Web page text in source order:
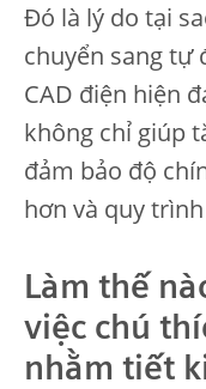
Đó là lý do tại
chuyển sang tự
CAD điện hiện
không chỉ giúp
đảm bảo độ
hơn và quy
Làm thế
việc chú
nhằm tiết